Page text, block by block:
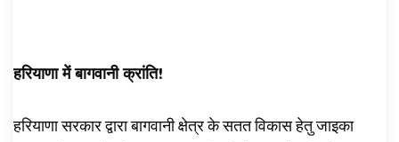
हरियाणा में बागवानी क्रांति!
हरियाणा सरकार द्वारा बागवानी क्षेत्र के सतत विकास हेतु जाइका